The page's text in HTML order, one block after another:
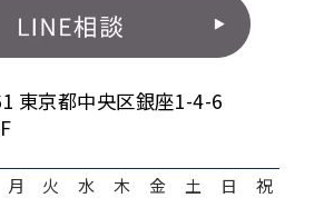
東京都中央区銀座1-4-6
月 火 水 木 金 土 日
祝